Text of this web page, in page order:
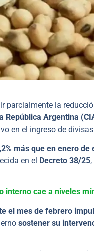
parcialmente la
República Argentina
en el ingreso de
más que en enero de
en el Decreto 38/25
interno cae a niveles
el mes de febrero
sostener su